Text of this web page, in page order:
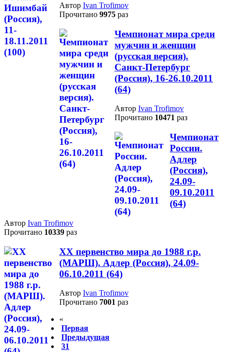
Автор Ivan Trofimov
Прочитано 9975 раз
Чемпионат мира среди
мужчин и женщин
(русская версия).
Санкт-Петербург
(Россия), 16-26.10.2011
(64)
Автор Ivan Trofimov
Прочитано 10471 раз
Чемпионат
России.
Адлер
(Россия),
24.09-
09.10.2011
(64)
Автор Ivan Trofimov
Прочитано 10339 раз
XX первенство мира до 1988 г.р.
(МАРШ). Адлер (Россия), 24.09-
06.10.2011 (64)
Автор Ivan Trofimov
Прочитано 7001 раз
«
Первая
Предыдущая
31